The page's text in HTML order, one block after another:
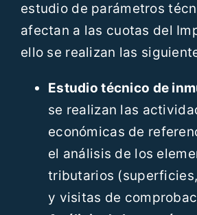
estudio de parámetros
afectan a las cuotas del
ello se realizan las
Estudio técnico de
se realizan las
económicas de
el análisis de los
tributarios
y visitas de